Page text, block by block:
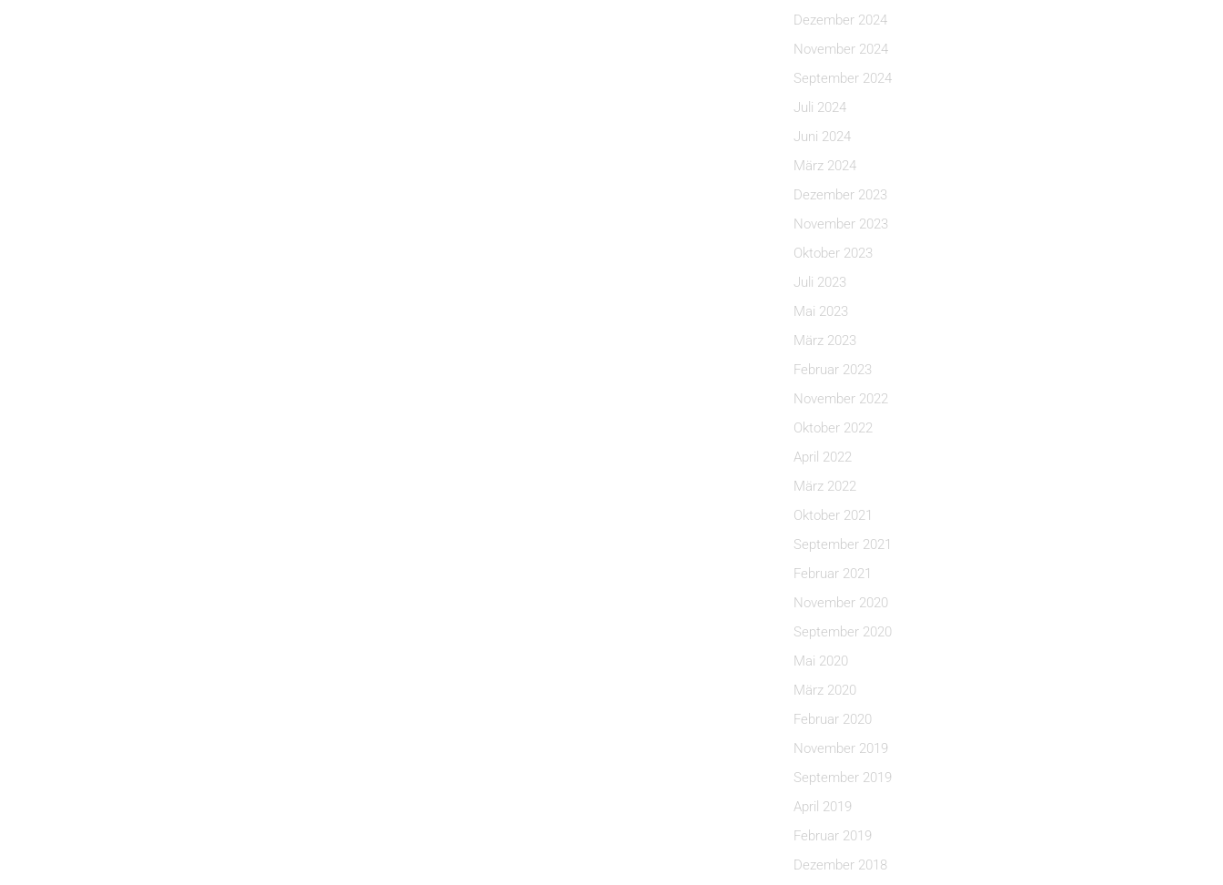
Dezember 2024
November 2024
September 2024
Juli 2024
Juni 2024
März 2024
Dezember 2023
November 2023
Oktober 2023
Juli 2023
Mai 2023
März 2023
Februar 2023
November 2022
Oktober 2022
April 2022
März 2022
Oktober 2021
September 2021
Februar 2021
November 2020
September 2020
Mai 2020
März 2020
Februar 2020
November 2019
September 2019
April 2019
Februar 2019
Dezember 2018